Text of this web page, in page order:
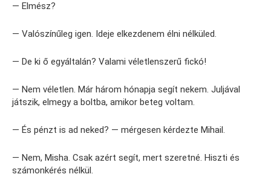
— Elmész?
— Valószínűleg igen. Ideje elkezdenem élni nélküled.
— De ki ő egyáltalán? Valami véletlenszerű fickó!
— Nem véletlen. Már három hónapja segít nekem. Juljával
játszik, elmegy a boltba, amikor beteg voltam.
— És pénzt is ad neked? — mérgesen kérdezte Mihail.
— Nem, Misha. Csak azért segít, mert szeretné. Hiszti és
számonkérés nélkül.